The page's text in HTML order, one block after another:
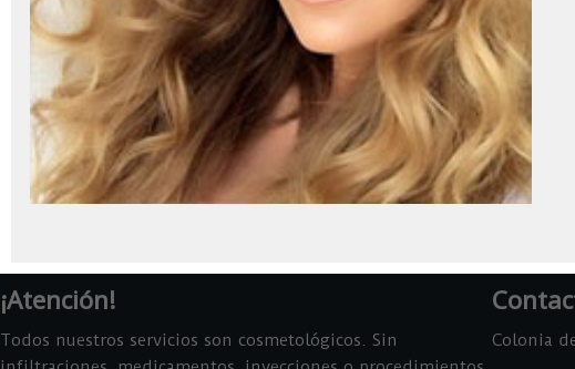
¡Atención!
Todos nuestros servicios son cosmetológicos. Sin
Colonia